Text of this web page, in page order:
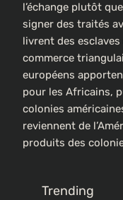
l’échange plutôt
signer des traités
livrent des
commerce
européens
pour les Africains,
colonies
reviennent de
produits des
Trending